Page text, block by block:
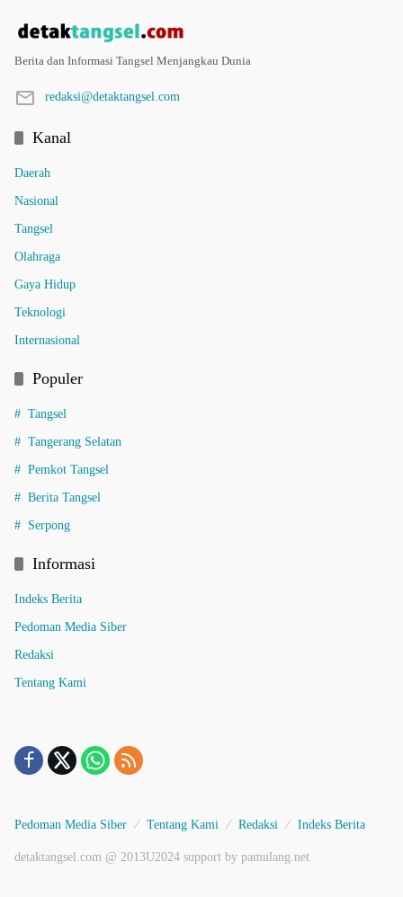
Berita dan Informasi Tangsel Menjangkau Dunia
redaksi@detaktangsel.com
Kanal
Daerah
Nasional
Tangsel
Olahraga
Gaya Hidup
Teknologi
Internasional
Populer
Tangsel
Tangerang Selatan
Pemkot Tangsel
Berita Tangsel
Serpong
Informasi
Indeks Berita
Pedoman Media Siber
Redaksi
Tentang Kami
Pedoman Media Siber Tentang Kami Redaksi Indeks Berita
detaktangsel.com @ 2013U2024 support by pamulang.net